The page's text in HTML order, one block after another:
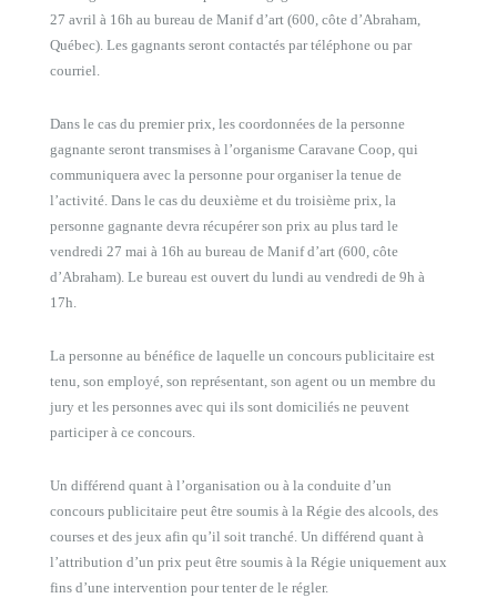
27 avril à 16h au bureau de Manif d’art (600, côte d’Abraham,
Québec). Les gagnants seront contactés par téléphone ou par
courriel.
Dans le cas du premier prix, les coordonnées de la personne
gagnante seront transmises à l’organisme Caravane Coop, qui
communiquera avec la personne pour organiser la tenue de
l’activité. Dans le cas du deuxième et du troisième prix, la
personne gagnante devra récupérer son prix au plus tard le
vendredi 27 mai à 16h au bureau de Manif d’art (600, côte
d’Abraham). Le bureau est ouvert du lundi au vendredi de 9h à
17h.
La personne au bénéfice de laquelle un concours publicitaire est
tenu, son employé, son représentant, son agent ou un membre du
jury et les personnes avec qui ils sont domiciliés ne peuvent
participer à ce concours.
Un différend quant à l’organisation ou à la conduite d’un
concours publicitaire peut être soumis à la Régie des alcools, des
courses et des jeux afin qu’il soit tranché. Un différend quant à
l’attribution d’un prix peut être soumis à la Régie uniquement aux
fins d’une intervention pour tenter de le régler.